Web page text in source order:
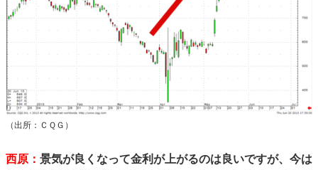
（出所：ＣＱＧ）
西原： 景気が良くなって金利が上がるのは良いですが、今は